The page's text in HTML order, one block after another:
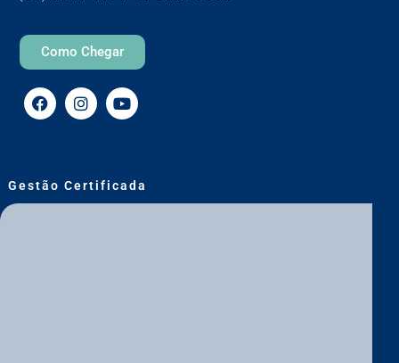
Como Chegar
Gestão Certificada